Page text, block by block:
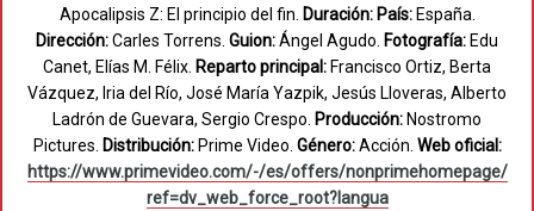
Apocalipsis Z: El principio del fin. Duración: País:España.
Dirección:Carles Torrens. Guion:Ángel Agudo. Fotografía: Edu
Canet, Elías M. Félix. Reparto principal: Francisco Ortiz, Berta
Vázquez, Iria del Río, José María Yazpik, Jesús Lloveras, Alberto
Ladrón de Guevara, Sergio Crespo. Producción: Nostromo
Pictures. Distribución:Prime Video. Género:Acción. Web oficial:
https://www.primevideo.com/-/es/offers/nonprimehomepage/
ref=dv_web_force_root?langua